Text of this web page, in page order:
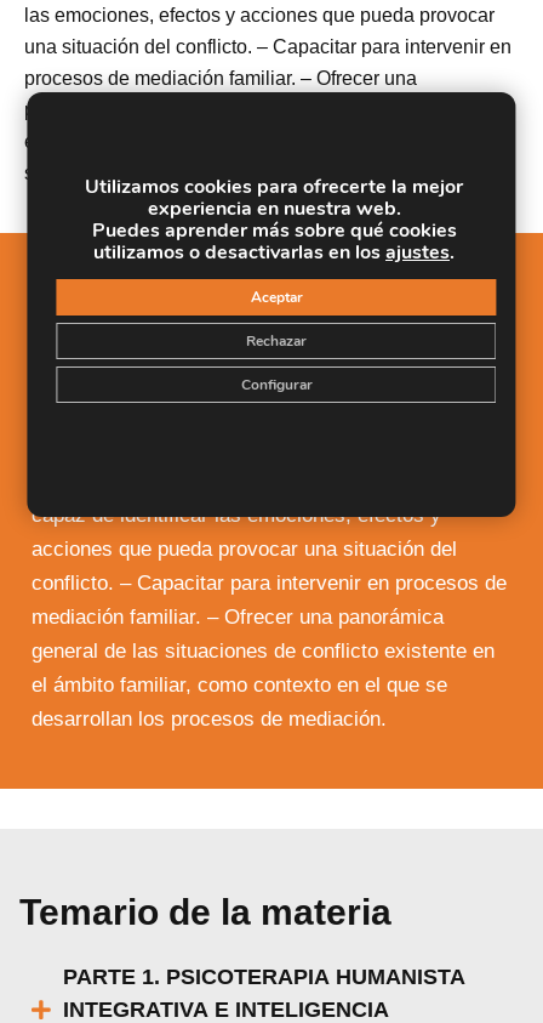
las emociones, efectos y acciones que pueda provocar
una situación del conflicto. – Capacitar para intervenir en
procesos de mediación familiar. – Ofrecer una
panorámica general de las situaciones de conflicto
existente en el ámbito familiar, como contexto en el que
se desarrollan los procesos de mediación.
Salidas Profesionales
Los objetivos que debes alcanzar con este master
psicoterapia son los siguientes: – Acercar al mundo
capaz de identificar las emociones, efectos y
acciones que pueda provocar una situación del
conflicto. – Capacitar para intervenir en procesos de
mediación familiar. – Ofrecer una panorámica
general de las situaciones de conflicto existente en
el ámbito familiar, como contexto en el que se
desarrollan los procesos de mediación.
Temario de la materia
PARTE 1. PSICOTERAPIA HUMANISTA
INTEGRATIVA E INTELIGENCIA
Utilizamos cookies para ofrecerte la mejor
experiencia en nuestra web.
Puedes aprender más sobre qué cookies
utilizamos o desactivarlas en losajustes.
Aceptar
Rechazar
Configurar